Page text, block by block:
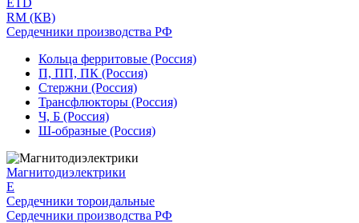
ETD
RM (КВ)
Сердечники производства РФ
Кольца ферритовые (Россия)
П, ПП, ПК (Россия)
Стержни (Россия)
Трансфлюкторы (Россия)
Ч, Б (Россия)
Ш-образные (Россия)
Магнитодиэлектрики
E
Сердечники тороидальные
Сердечники производства РФ